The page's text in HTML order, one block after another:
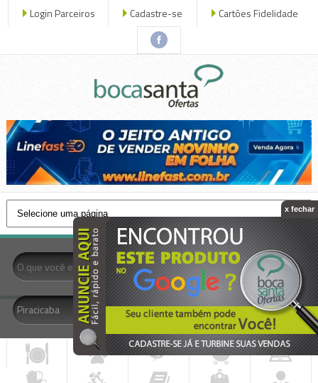
Login Parceiros Cadastre-se Cartões Fidelidade
- Todas as Categorias -
Piracicaba
x fechar